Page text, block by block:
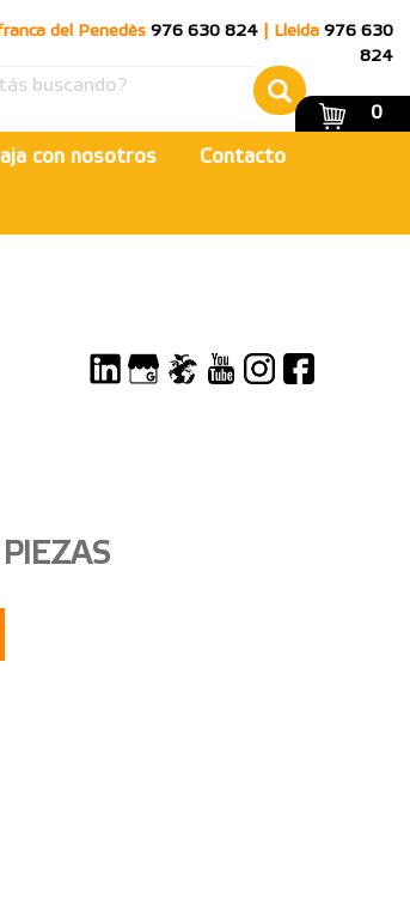
del Penedès 976 630 824 Lleida 976 630
824
0
con nosotros Contacto